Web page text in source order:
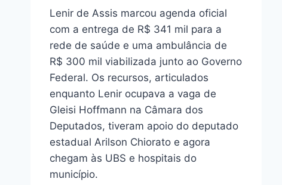
Lenir de Assis marcou agenda oficial
com a entrega de R$ 341 mil para a
rede de saúde e uma ambulância de
R$ 300 mil viabilizada junto ao Governo
Federal. Os recursos, articulados
enquanto Lenir ocupava a vaga de
Gleisi Hoffmann na Câmara dos
Deputados, tiveram apoio do deputado
estadual Arilson Chiorato e agora
chegam às UBS e hospitais do
município.